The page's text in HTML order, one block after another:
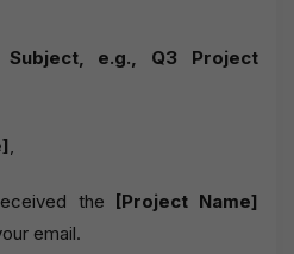
Subject, e.g., Q3 Project
,
the [Project Name]
email.